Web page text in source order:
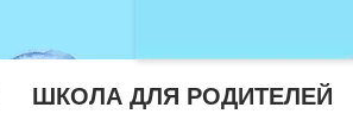
ШКОЛА ДЛЯ РОДИТЕЛЕЙ